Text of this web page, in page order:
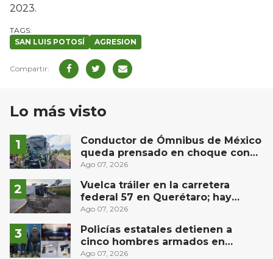
2023.
SAN LUIS POTOSÍ AGRESION
Lo más visto
Conductor de Ómnibus de México
queda prensado en choque con
materialista en San Juan del Río
Ago 07, 2026
Vuelca tráiler en la carretera
federal 57 en Querétaro; hay
derrame de combustible
Ago 07, 2026
Policías estatales detienen a
cinco hombres armados en
Puebla capital
Ago 07, 2026